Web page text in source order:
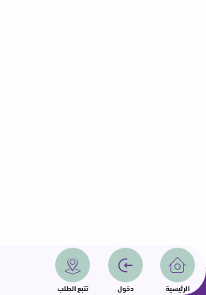
الرئيسية دخول تتبع الطلب
جميع الحقوق محفوظة | سمامة 2025 | دولة قطر